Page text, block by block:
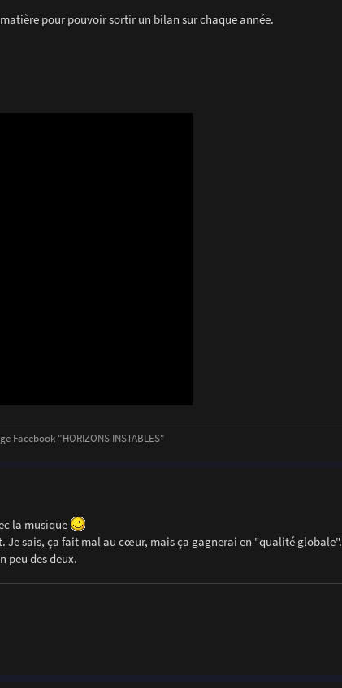
pour pouvoir sortir un bilan sur chaque année.
Facebook "HORIZONS INSTABLES"
la musique
Je sais, ça fait mal au cœur, mais ça gagnerai en "qualité globale".
peu des deux.